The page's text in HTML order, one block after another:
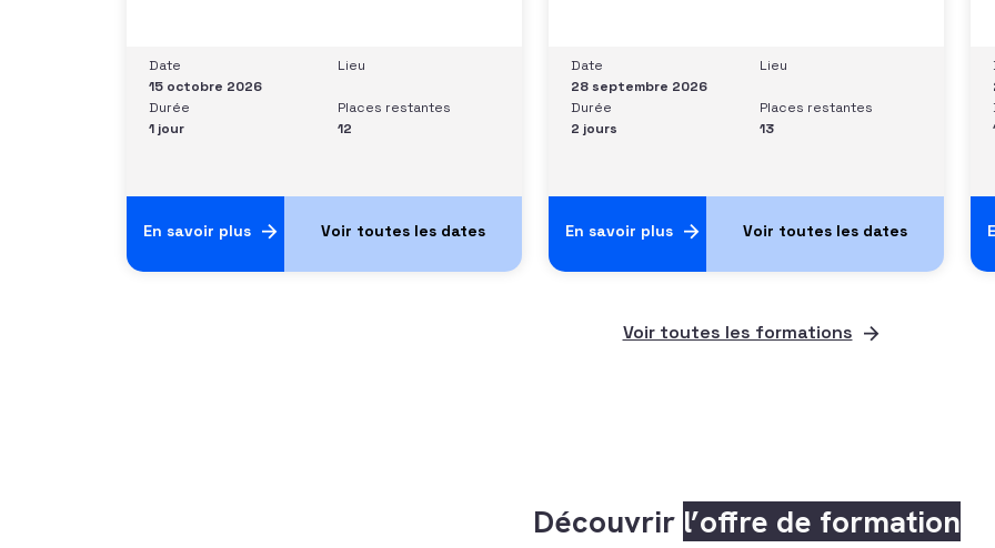
et les discours auprès des donateurs
Identifier les situations nécessitant un
arbitrage juridique Compétences et
aptitudes Comprendre les régimes
Date
15 octobre 2026
Lieu
Durée
1 jour
Places restantes
12
En savoir plus
disponibles• Mobiliser la gouvernance et
les parties prenantes• Construire un
argumentaire personnalisé et piloter le
parcours
Date
28 septembre 2026
Lieu
Durée
2 jours
Places restantes
13
En savoir plus
Voir toutes les formations
Découvrir l’offre de formation